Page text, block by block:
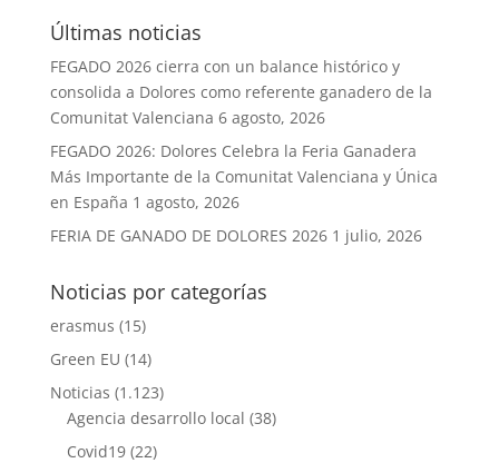
Últimas noticias
FEGADO 2026 cierra con un balance histórico y
consolida a Dolores como referente ganadero de la
Comunitat Valenciana 6 agosto, 2026
FEGADO 2026: Dolores Celebra la Feria Ganadera
Más Importante de la Comunitat Valenciana y Única
en España 1 agosto, 2026
FERIA DE GANADO DE DOLORES 2026 1 julio, 2026
Noticias por categorías
erasmus (15)
Green EU (14)
Noticias (1.123)
Agencia desarrollo local (38)
Covid19(22)